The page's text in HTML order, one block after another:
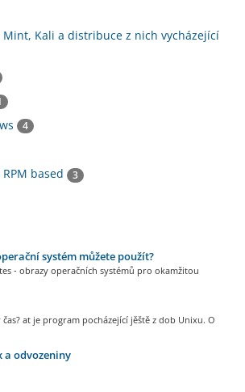
Kali a distribuce z nich vycházející
4
based 3
systém můžete použít?
- obrazy operačních systémů pro okamžitou
at je program pocházející jěště z dob Unixu. O
a odvozeniny